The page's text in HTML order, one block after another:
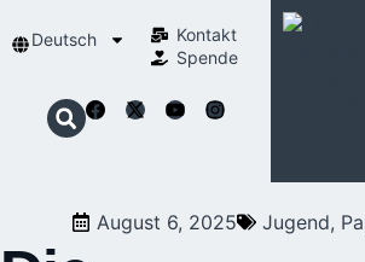
Deutsch
Kontakt
Spende
August 6, 2025 Jugend,